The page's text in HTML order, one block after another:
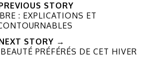
STORY
: EXPLICATIONS ET
STORY →
PRÉFÉRÉS DE CET HIVER